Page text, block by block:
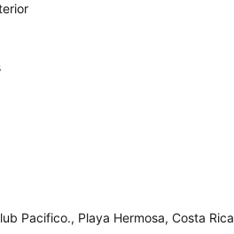
Pacifico., Playa Hermosa, Costa Rica